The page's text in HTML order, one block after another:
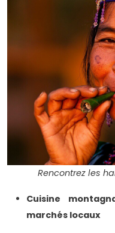
Rencontrez les
Cuisine
marchés locaux